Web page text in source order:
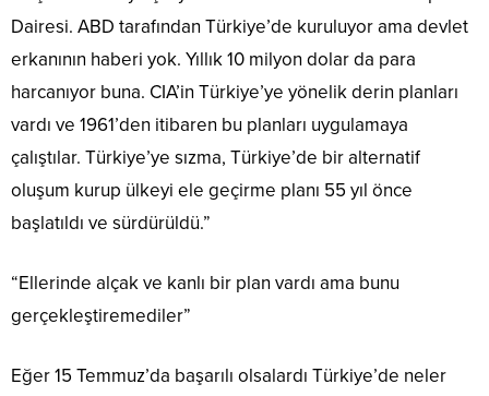
Dairesi. ABD tarafından Türkiye’de kuruluyor ama devlet
erkanının haberi yok. Yıllık 10 milyon dolar da para
harcanıyor buna. CIA’in Türkiye’ye yönelik derin planları
vardı ve 1961’den itibaren bu planları uygulamaya
çalıştılar. Türkiye’ye sızma, Türkiye’de bir alternatif
oluşum kurup ülkeyi ele geçirme planı 55 yıl önce
başlatıldı ve sürdürüldü.”
“Ellerinde alçak ve kanlı bir plan vardı ama bunu
gerçekleştiremediler”
Eğer 15 Temmuz’da başarılı olsalardı Türkiye’de neler